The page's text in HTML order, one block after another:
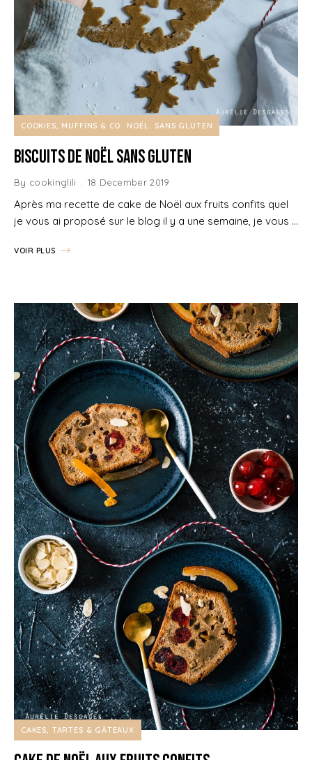
COOKIES, MUFFINS & CO NOËL SANS GLUTEN
Biscuits de Noël sans gluten
By cookinglili 18 December 2019
Après ma recette de cake de Noël aux fruits confits quel
je vous ai proposé sur le blog il y a une semaine, je vous …
VOIR PLUS
CAKES, TARTES & GÂTEAUX